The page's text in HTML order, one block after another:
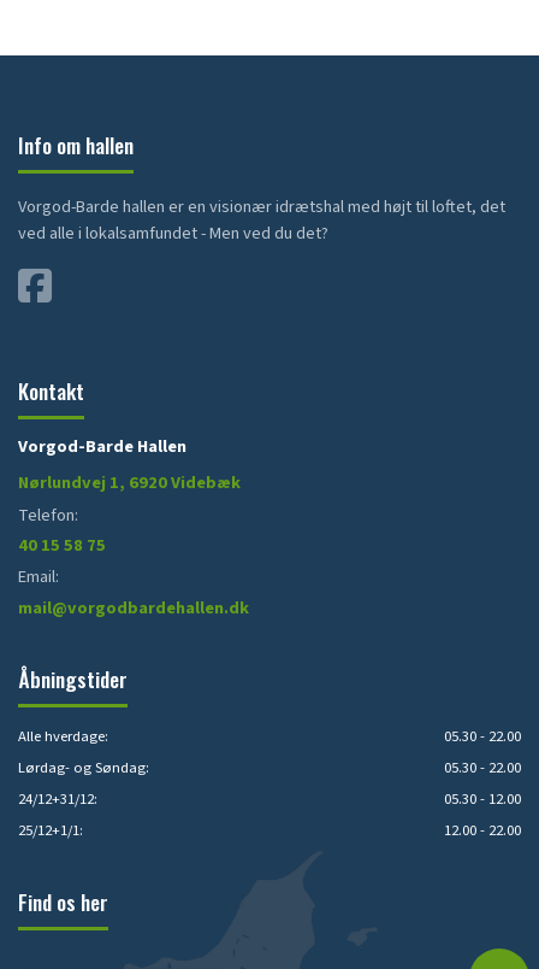
Info om hallen
Vorgod-Barde hallen er en visionær idrætshal med højt til loftet, det
ved alle i lokalsamfundet - Men ved du det?
Kontakt
Vorgod-Barde Hallen
Nørlundvej 1, 6920 Videbæk
Telefon:
40 15 58 75
Email:
mail@vorgodbardehallen.dk
Åbningstider
Alle hverdage:
05.30 - 22.00
Lørdag- og Søndag:
05.30 - 22.00
24/12+31/12:
05.30 - 12.00
25/12+1/1:
12.00 - 22.00
Find os her